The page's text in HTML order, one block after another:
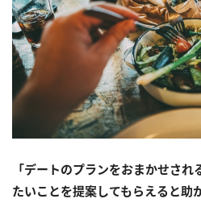
「デートのプランをおまかせさ
たいことを提案してもらえると助